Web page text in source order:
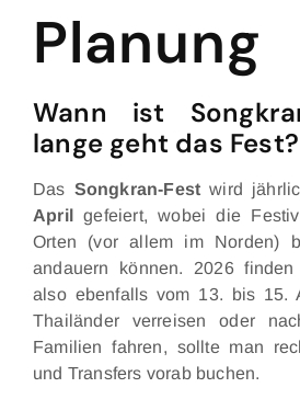
Planung
Wann ist
lange geht das Fest?
Das Songkran-Fest wird
April gefeiert, wobei die
Orten (vor allem im Norden)
andauern können. 2026
also ebenfalls vom 13. bis 15.
Thailänder verreisen oder
Familien fahren, sollte man
und Transfers vorab buchen.